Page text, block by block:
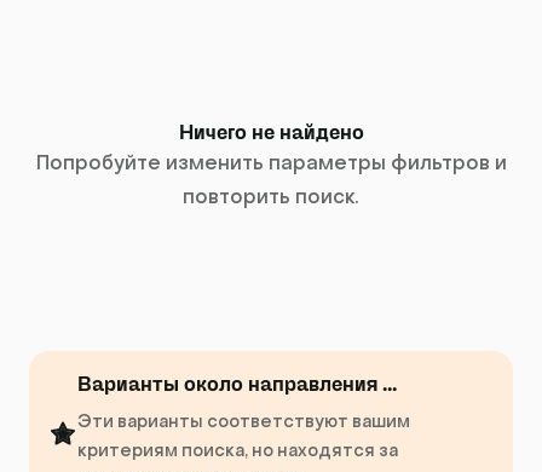
Ничего не найдено
Попробуйте изменить параметры фильтров и
повторить поиск.
Варианты около направления ...
Эти варианты соответствуют вашим
критериям поиска, но находятся за